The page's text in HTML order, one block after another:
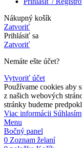
Nákupný košík
Zatvoriť
Prihlásiť sa
Zatvoriť
Nemáte ešte účet?
Vytvoriť účet
Používame cookies aby
z našich webových
stránky budeme
Viac informácii Viac
Súhlasím
Menu
Bočný panel
0 Zoznam želaní